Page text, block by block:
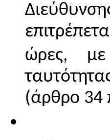
ώρες, με
(άρθρο 34